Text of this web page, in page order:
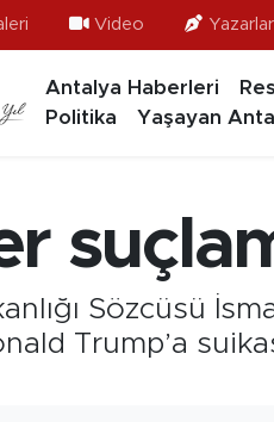
Video Yazarlar
Antalya Haberleri
Politika
Yaşayan
Sözcüsü
Trump’a